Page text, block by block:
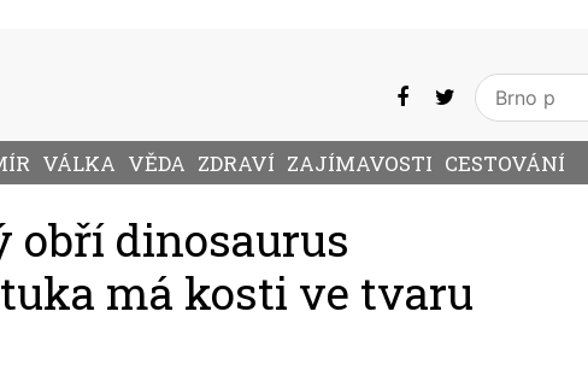
VÁLKA VĚDA ZDRAVÍ ZAJÍMAVOSTI CESTOVÁNÍ
obří dinosaurus
má kosti ve tvaru